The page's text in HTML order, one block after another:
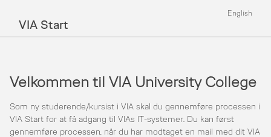
English
VIA Start
Velkommen til VIA University College
Som ny studerende/kursist i VIA skal du gennemføre processen i
VIA Start for at få adgang til VIAs IT-systemer. Du kan først
gennemføre processen, når du har modtaget en mail med dit VIA